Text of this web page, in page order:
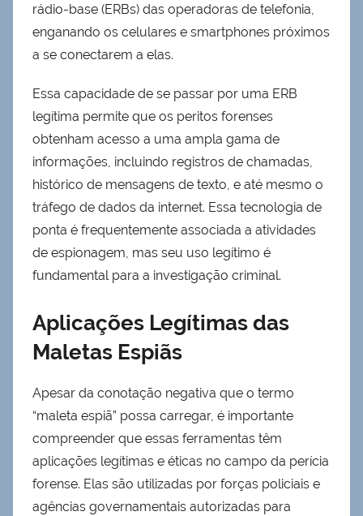
rádio-base (ERBs) das operadoras de telefonia,
enganando os celulares e smartphones próximos
a se conectarem a elas.
Essa capacidade de se passar por uma ERB
legítima permite que os peritos forenses
obtenham acesso a uma ampla gama de
informações, incluindo registros de chamadas,
histórico de mensagens de texto, e até mesmo o
tráfego de dados da internet. Essa tecnologia de
ponta é frequentemente associada a atividades
de espionagem, mas seu uso legítimo é
fundamental para a investigação criminal.
Aplicações Legítimas das
Maletas Espiãs
Apesar da conotação negativa que o termo
“maleta espiã” possa carregar, é importante
compreender que essas ferramentas têm
aplicações legítimas e éticas no campo da perícia
forense. Elas são utilizadas por forças policiais e
agências governamentais autorizadas para